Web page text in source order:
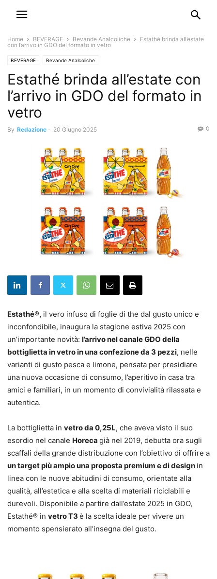
Home BEVERAGE Bevande Analcoliche
Estathé brinda all’estate
con l’arrivo in GDO del formato in vetro
BEVERAGE Bevande Analcoliche
Estathé brinda all’estate con
l’arrivo in GDO del formato in
vetro
By Redazione - 20 Giugno 2025 0
Estathé®, il vero infuso di foglie di the dal gusto unico e
inconfondibile, inaugura la stagione estiva 2025 con
un’importante novità: l’arrivo nel canale GDO della
bottiglietta in vetro in una confezione da 3 pezzi, nelle
varianti di gusto pesca e limone, pensata per presidiare
una nuova occasione di consumo, l’aperitivo in casa tra
amici e familiari, in un momento di convivialità rilassata e
autentica.
La bottiglietta in vetro da 0,25L, che aveva visto il suo
esordio nel canale Horeca già nel 2019, debutta ora sugli
scaffali della grande distribuzione con l’obiettivo di offrire a
un target più ampio una proposta premium e di design in
linea con le nuove abitudini di consumo, orientate alla
qualità, all’estetica e alla scelta di materiali riciclabili e
durevoli. Disponibile a partire dall’estate 2025 in GDO,
Estathé® in vetro T3 è la scelta ideale per vivere un
momento spensierato all’insegna del gusto.